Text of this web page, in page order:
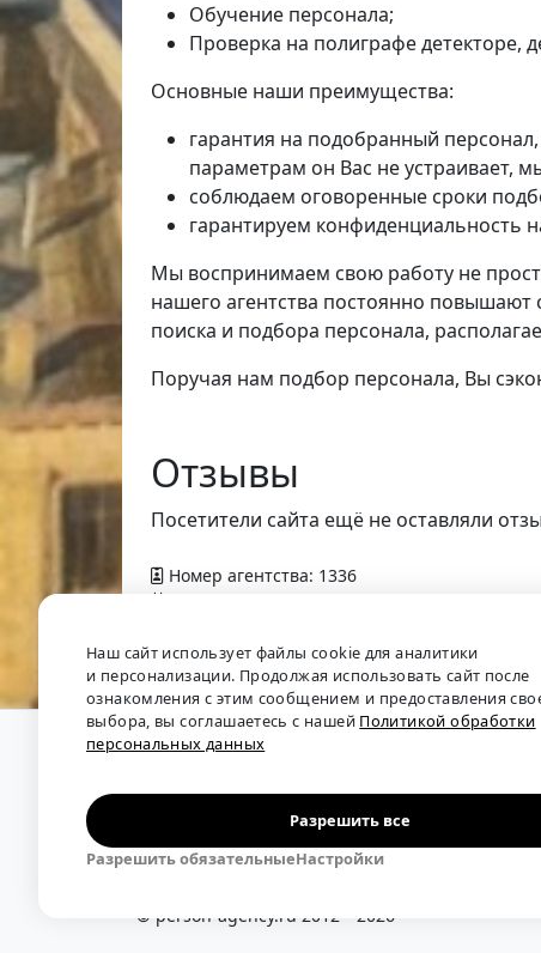
Обучение персонала;
Проверка на полиграфе детекторе,
Основные наши преимущества:
гарантия на подобранный
параметрам он Вас не устраивает,
соблюдаем оговоренные сроки
гарантируем конфиденциальность
Мы воспринимаем свою работу не
нашего агентства постоянно
поиска и подбора персонала,
Поручая нам подбор персонала, Вы
Отзывы
Посетители сайта ещё не оставляли
Номер агентства: 1336
О проекте•Обратная связь
Политика
Мы собираем отзывы, составляем рейтинги и
рынка труда: отслеживаем динамику
решения.
«Кадровые
© person-agency.ru 2012—2026
Наш сайт использует файлы cookie для аналитики
и персонализации. Продолжая использовать сайт после
ознакомления с этим сообщением и предоставления
выбора, вы соглашаетесь с нашей Политикой обработки
персональных данных
Разрешить все
Разрешить обязательныеНастройки